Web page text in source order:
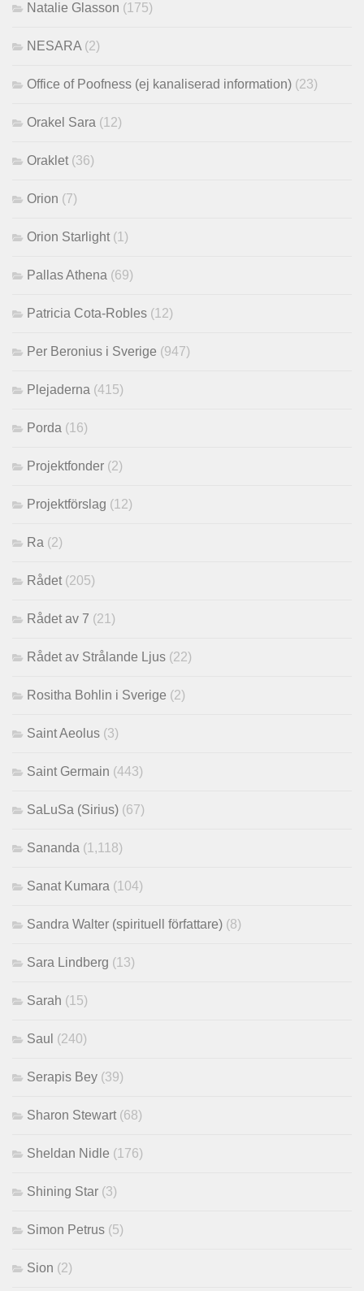
Natalie Glasson (175)
NESARA(2)
Office of Poofness (ej kanaliserad information) (23)
Orakel Sara (12)
Oraklet(36)
Orion (7)
Orion Starlight(1)
Pallas Athena (69)
Patricia Cota-Robles (12)
Per Beronius i Sverige (947)
Plejaderna (415)
Porda (16)
Projektfonder (2)
Projektförslag (12)
Ra (2)
Rådet(205)
Rådet av 7 (21)
Rådet av Strålande Ljus (22)
Rositha Bohlin i Sverige (2)
Saint Aeolus (3)
Saint Germain (443)
SaLuSa (Sirius) (67)
Sananda (1,118)
Sanat Kumara (104)
Sandra Walter (spirituell författare) (8)
Sara Lindberg (13)
Sarah (15)
Saul (240)
Serapis Bey (39)
Sharon Stewart(68)
Sheldan Nidle (176)
Shining Star (3)
Simon Petrus (5)
Sion (2)